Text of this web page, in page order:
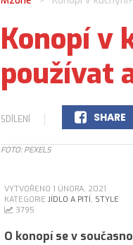
Konopí v
používat
SDÍLENÍ
SHARE
0
FOTO: PEXELS
VYTVOŘENO 1 ÚNORA, 2021
KATEGORIE JÍDLO A PITÍ, STYLE
3795
O konopí se v